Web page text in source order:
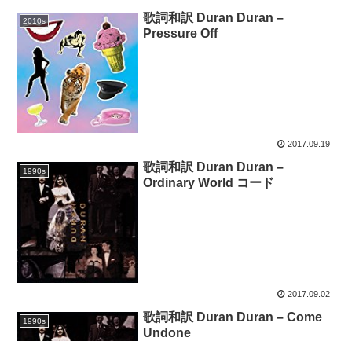
2010s
歌詞和訳 Duran Duran –
Pressure Off
2017.09.19
1990s
歌詞和訳 Duran Duran –
Ordinary World コード
2017.09.02
1990s
歌詞和訳 Duran Duran – Come
Undone